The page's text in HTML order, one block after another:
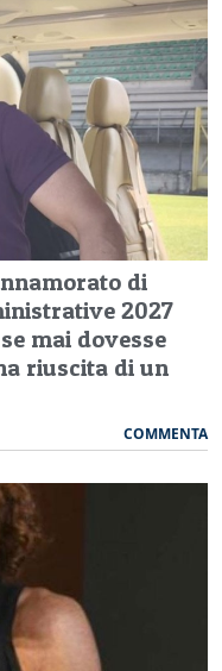
di
2027
mai dovesse
riuscita di un
COMMENTA